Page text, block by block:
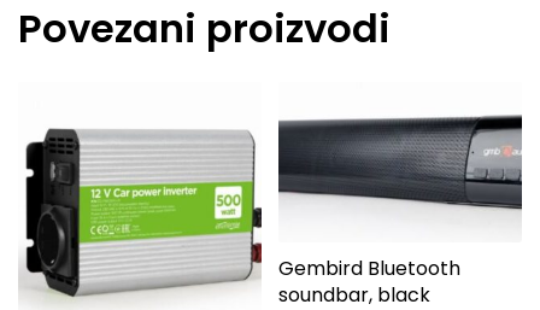
Povezani proizvodi
Gembird Bluetooth
soundbar, black